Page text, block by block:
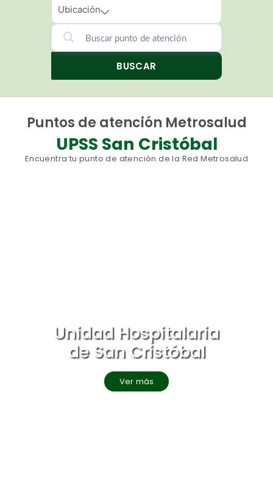
Ubicación
BUSCAR
Puntos de atención Metrosalud
UPSS San Cristóbal
Encuentra tu punto de atención de la Red Metrosalud
Unidad Hospitalaria
de San Cristóbal
Ver más